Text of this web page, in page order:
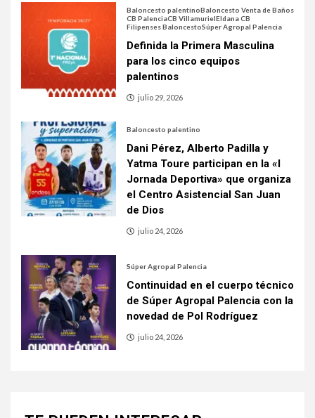
Baloncesto palentinoBaloncesto Venta de Baños
CB PalenciaCB VillamurielEldana CB
Filipenses BaloncestoSúper Agropal Palencia
Definida la Primera Masculina
para los cinco equipos
palentinos
julio 29, 2026
Baloncesto palentino
Dani Pérez, Alberto Padilla y
Yatma Toure participan en la «I
Jornada Deportiva» que organiza
el Centro Asistencial San Juan
de Dios
julio 24, 2026
Súper Agropal Palencia
Continuidad en el cuerpo técnico
de Súper Agropal Palencia con la
novedad de Pol Rodríguez
julio 24, 2026